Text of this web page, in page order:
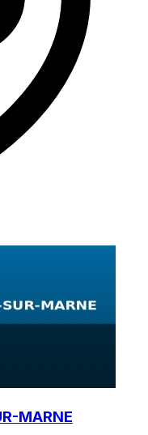
MARNE